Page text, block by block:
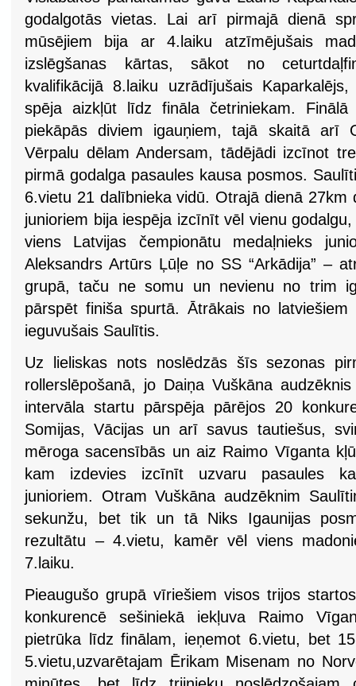
godalgotās vietas. Lai arī pirmajā dienā
mūsējiem bija ar 4.laiku atzīmējušais
izslēgšanas kārtas, sākot no
kvalifikācijā 8.laiku uzrādījušais
spēja aizkļūt līdz fināla četriniekam.
piekāpās diviem igauņiem, tajā skaitā arī
Vērpalu dēlam Andersam, tādējādi izcīnot
pirmā godalga pasaules kausa posmos.
6.vietu 21 dalībnieka vidū. Otrajā dienā
junioriem bija iespēja izcīnīt vēl vienu
viens Latvijas čempionātu medaļnieks
Aleksandrs Artūrs Ļūļe no SS “Arkādija” –
grupā, taču ne somu un nevienu no trim
pārspēt finiša spurtā. Ātrākais no
ieguvušais Saulītis.
Uz lieliskas nots noslēdzās šīs sezonas
rollerslēpošanā, jo Daiņa Vuškāna
intervāla startu pārspēja pārējos 20
Somijas, Vācijas un arī savus tautiešus,
mēroga sacensībās un aiz Raimo Vīganta
kam izdevies izcīnīt uzvaru pasaules
junioriem. Otram Vuškāna audzēknim
sekunžu, bet tik un tā Niks Igaunijas
rezultātu – 4.vietu, kamēr vēl viens
7.laiku.
Pieaugušo grupā vīriešiem visos trijos
konkurencē sešiniekā iekļuva Raimo
pietrūka līdz finālam, ieņemot 6.vietu, bet
5.vietu,uzvarētajam Ērikam Misenam no